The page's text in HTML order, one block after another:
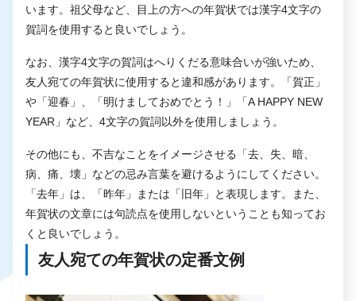
います。祖父母など、目上の方への年賀状では漢字4文字の
賀詞を使用すると良いでしょう。
なお、漢字4文字の賀詞はへりくだる意味合いが強いため、
友人宛ての年賀状に使用すると違和感があります。「賀正」
や「迎春」、「明けましておめでとう！」「A HAPPY NEW
YEAR」など、4文字の賀詞以外を使用しましょう。
その他にも、不吉なことをイメージさせる「去、失、暗、
病、痛、壊」などの忌み言葉を避けるようにしてください。
「去年」は、「昨年」または「旧年」と表現します。また、
年賀状の文章には句読点を使用しないということも知ってお
くと良いでしょう。
友人宛ての年賀状の定番文例